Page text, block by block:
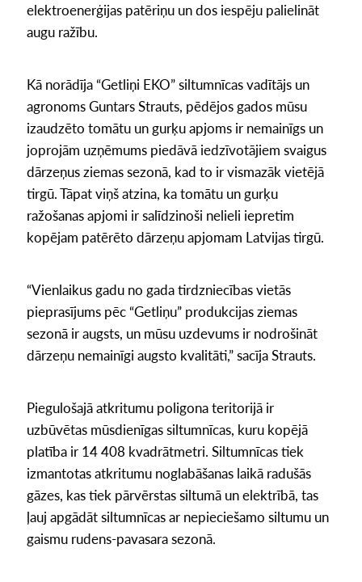
elektroenerģijas patēriņu un dos iespēju palielināt
augu ražību.
Kā norādīja “Getliņi EKO” siltumnīcas vadītājs un
agronoms Guntars Strauts, pēdējos gados mūsu
izaudzēto tomātu un gurķu apjoms ir nemainīgs un
joprojām uzņēmums piedāvā iedzīvotājiem svaigus
dārzeņus ziemas sezonā, kad to ir vismazāk vietējā
tirgū. Tāpat viņš atzina, ka tomātu un gurķu
ražošanas apjomi ir salīdzinoši nelieli iepretim
kopējam patērēto dārzeņu apjomam Latvijas tirgū.
“Vienlaikus gadu no gada tirdzniecības vietās
pieprasījums pēc “Getliņu” produkcijas ziemas
sezonā ir augsts, un mūsu uzdevums ir nodrošināt
dārzeņu nemainīgi augsto kvalitāti,” sacīja Strauts.
Piegulošajā atkritumu poligona teritorijā ir
uzbūvētas mūsdienīgas siltumnīcas, kuru kopējā
platība ir 14 408 kvadrātmetri. Siltumnīcas tiek
izmantotas atkritumu noglabāšanas laikā radušās
gāzes, kas tiek pārvērstas siltumā un elektrībā, tas
ļauj apgādāt siltumnīcas ar nepieciešamo siltumu un
gaismu rudens-pavasara sezonā.